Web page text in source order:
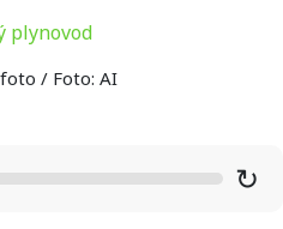
/ Foto: AI
↻